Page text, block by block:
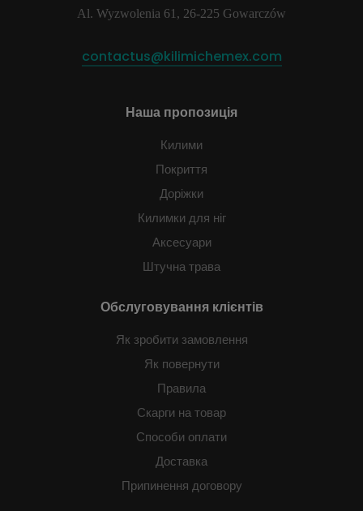
Al. Wyzwolenia 61, 26-225 Gowarczów
contactus@kilimichemex.com
Наша пропозиція
Килими
Покриття
Доріжки
Килимки для ніг
Аксесуари
Штучна трава
Обслуговування клієнтів
Як зробити замовлення
Як повернути
Правила
Скарги на товар
Способи оплати
Доставка
Припинення договору